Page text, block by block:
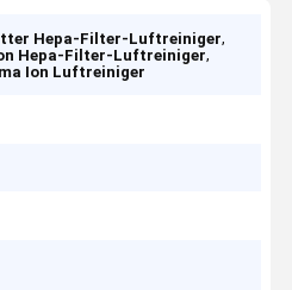
Hepa-Filter-Luftreiniger,
Hepa-Filter-Luftreiniger,
Ion Luftreiniger